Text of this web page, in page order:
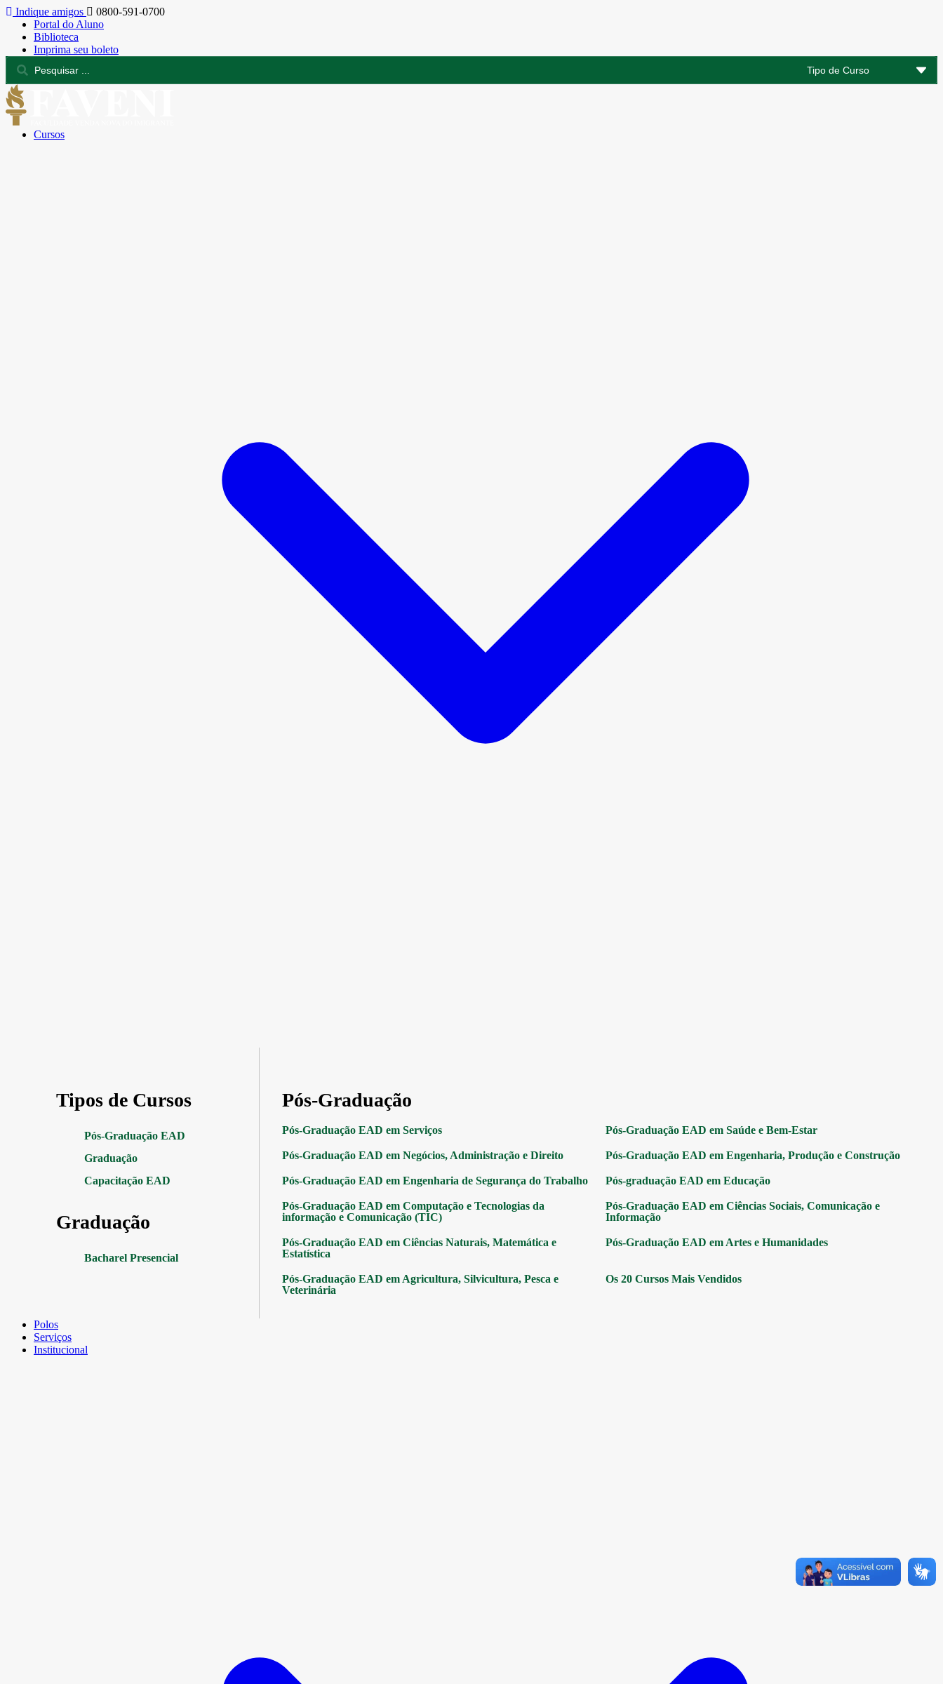
Indique amigos
0800-591-0700
Portal do Aluno
Biblioteca
Imprima seu boleto
Cursos
Tipos de Cursos
Pós-Graduação EAD
Graduação
Capacitação EAD
Graduação
Bacharel Presencial
Pós-Graduação
Pós-Graduação EAD em Serviços Pós-Graduação EAD em Saúde e Bem-Estar
Pós-Graduação EAD em Negócios, Administração e Direito Pós-Graduação EAD em Engenharia, Produção e Construção
Pós-Graduação EAD em Engenharia de Segurança do Trabalho Pós-graduação EAD em Educação
Pós-Graduação EAD em Computação e Tecnologias da
informação e Comunicação (TIC)
Pós-Graduação EAD em Ciências Sociais, Comunicação e
Informação
Pós-Graduação EAD em Ciências Naturais, Matemática e
Estatística
Pós-Graduação EAD em Artes e Humanidades
Pós-Graduação EAD em Agricultura, Silvicultura, Pesca e
Veterinária
Os 20 Cursos Mais Vendidos
Polos
Serviços
Institucional